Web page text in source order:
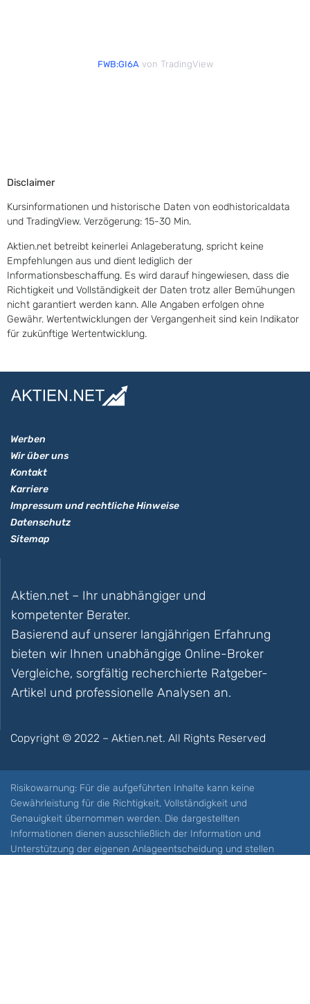
FWB:GI6Avon TradingView
Disclaimer
Kursinformationen und historische Daten von eodhistoricaldata
und TradingView. Verzögerung: 15-30 Min.
Aktien.net betreibt keinerlei Anlageberatung, spricht keine
Empfehlungen aus und dient lediglich der
Informationsbeschaffung. Es wird darauf hingewiesen, dass die
Richtigkeit und Vollständigkeit der Daten trotz aller Bemühungen
nicht garantiert werden kann. Alle Angaben erfolgen ohne
Gewähr. Wertentwicklungen der Vergangenheit sind kein Indikator
für zukünftige Wertentwicklung.
Werben
Wir über uns
Kontakt
Karriere
Impressum und rechtliche Hinweise
Datenschutz
Sitemap
Aktien.net – Ihr unabhängiger und
kompetenter Berater.
Basierend auf unserer langjährigen Erfahrung
bieten wir Ihnen unabhängige Online-Broker
Vergleiche, sorgfältig recherchierte Ratgeber-
Artikel und professionelle Analysen an.
Copyright © 2022 – Aktien.net. All Rights Reserved
Risikowarnung: Für die aufgeführten Inhalte kann keine
Gewährleistung für die Richtigkeit, Vollständigkeit und
Genauigkeit übernommen werden. Die dargestellten
Informationen dienen ausschließlich der Information und
Unterstützung der eigenen Anlageentscheidung und stellen